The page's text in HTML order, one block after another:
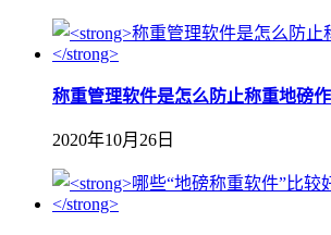
称重管理软件是怎么防止称重地磅
2020年10月26日